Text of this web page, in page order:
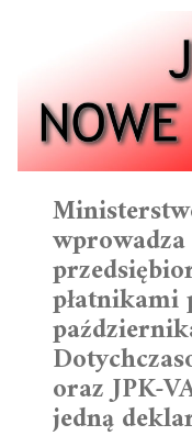
płatnikami
oraz JPK-
jedną